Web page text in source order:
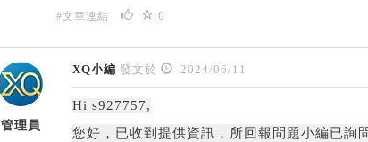
#文章連結 0
管理員
XQ小編 發文於 2024/06/11
Hi s927757,
您好， 已收到提供資訊，所回報問題小編已詢